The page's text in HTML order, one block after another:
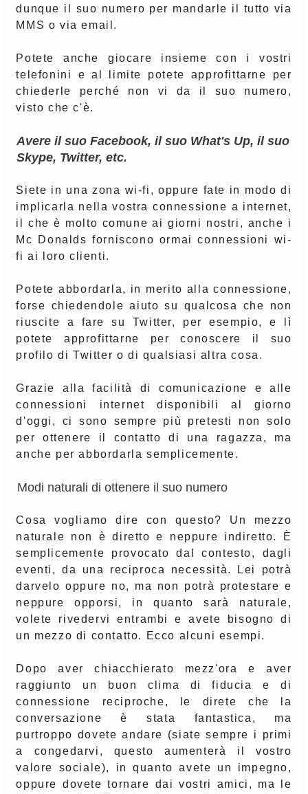
dunque il suo numero per mandarle il tutto via
MMS o via email.
Potete anche giocare insieme con i vostri
telefonini e al limite potete approfittarne per
chiederle perché non vi da il suo numero,
visto che c'è.
Avere il suo Facebook, il suo What's Up, il suo
Skype, Twitter, etc.
Siete in una zona wi-fi, oppure fate in modo di
implicarla nella vostra connessione a internet,
il che è molto comune ai giorni nostri, anche i
Mc Donalds forniscono ormai connessioni wi-
fi ai loro clienti.
Potete abbordarla, in merito alla connessione,
forse chiedendole aiuto su qualcosa che non
riuscite a fare su Twitter, per esempio, e lì
potete approfittarne per conoscere il suo
profilo di Twitter o di qualsiasi altra cosa.
Grazie alla facilità di comunicazione e alle
connessioni internet disponibili al giorno
d'oggi, ci sono sempre più pretesti non solo
per ottenere il contatto di una ragazza, ma
anche per abbordarla semplicemente.
Modi naturali di ottenere il suo numero
Cosa vogliamo dire con questo? Un mezzo
naturale non è diretto e neppure indiretto. È
semplicemente provocato dal contesto, dagli
eventi, da una reciproca necessità. Lei potrà
darvelo oppure no, ma non potrà protestare e
neppure opporsi, in quanto sarà naturale,
volete rivedervi entrambi e avete bisogno di
un mezzo di contatto. Ecco alcuni esempi.
Dopo aver chiacchierato mezz'ora e aver
raggiunto un buon clima di fiducia e di
connessione reciproche, le direte che la
conversazione è stata fantastica, ma
purtroppo dovete andare (siate sempre i primi
a congedarvi, questo aumenterà il vostro
valore sociale), in quanto avete un impegno,
oppure dovete tornare dai vostri amici, ma le